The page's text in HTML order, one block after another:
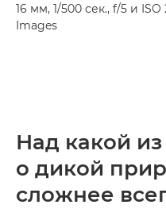
16 мм, 1/500 сек., f/5 и
Images
Над какой
о дикой
сложнее